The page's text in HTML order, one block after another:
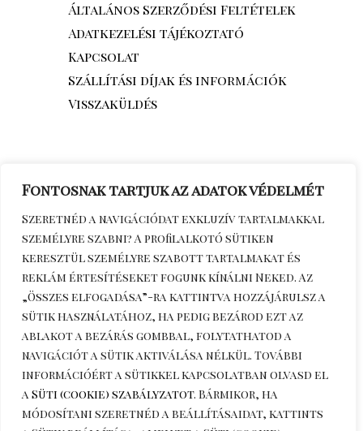
Fontosnak tartjuk az adatok védelmét
Szeretnéd a navigációdat exkluzív tartalmakkal
személyre szabni? A profilalkotó sütiken
keresztül személyre szabott tartalmakat és
reklám értesítéseket fogunk kínálni Neked. Az
„Összes elfogadása”-ra kattintva hozzájárulsz a
sütik használatához, ha pedig bezárod ezt az
ablakot a bezárás gombbal, folytathatod a
navigációt a sütik aktiválása nélkül. További
információért a sütikkel kapcsolatban olvasd el
a Süti (cookie) szabályzatot. Bármikor, ha
módosítani szeretnéd a beállításaidat, kattints
Általános Szerződési Feltételek
Adatkezelési tájékoztató
Kapcsolat
Szállítási díjak és információk
Visszaküldés
Érdeklődöm telefonon+36306270964